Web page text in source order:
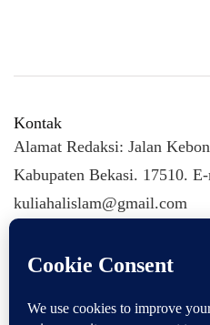
Kontak
Alamat Redaksi: Jalan
Kabupaten Bekasi. 17510.
kuliahalislam@gmail.com